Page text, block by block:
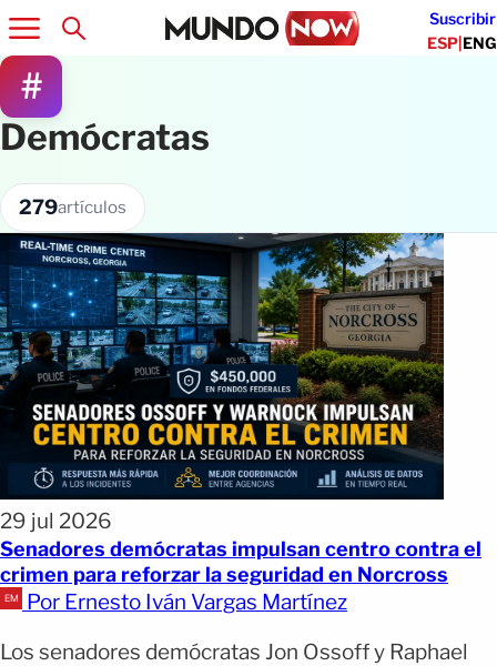
Suscribir
ESP|ENG
#
Demócratas
279artículos
29 jul 2026
Senadores demócratas impulsan centro contra el
crimen para reforzar la seguridad en Norcross
Por Ernesto Iván Vargas Martínez
Los senadores demócratas Jon Ossoff y Raphael